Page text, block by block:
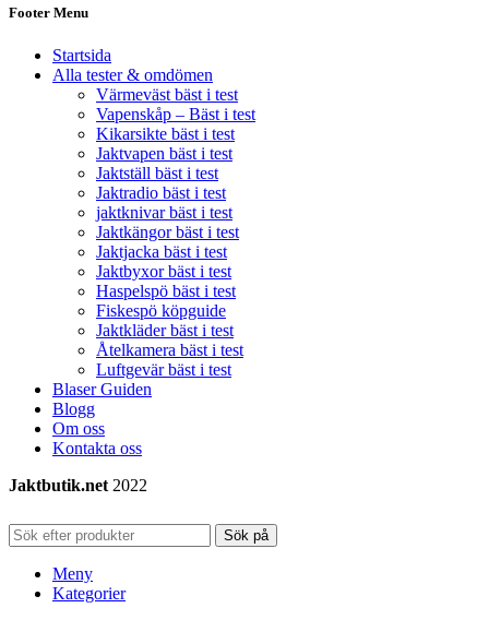
Footer Menu
Startsida
Alla tester & omdömen
Värmeväst bäst i test
Vapenskåp – Bäst i test
Kikarsikte bäst i test
Jaktvapen bäst i test
Jaktställ bäst i test
Jaktradio bäst i test
jaktknivar bäst i test
Jaktkängor bäst i test
Jaktjacka bäst i test
Jaktbyxor bäst i test
Haspelspö bäst i test
Fiskespö köpguide
Jaktkläder bäst i test
Åtelkamera bäst i test
Luftgevär bäst i test
Blaser Guiden
Blogg
Om oss
Kontakta oss
Jaktbutik.net 2022
Sök på
Meny
Kategorier